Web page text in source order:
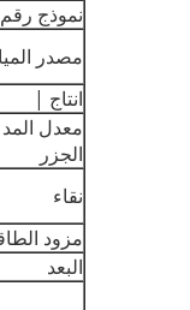
نموذج
مصدر
انتاج |
معدل
الجزر
نقاء
مزود
البعد